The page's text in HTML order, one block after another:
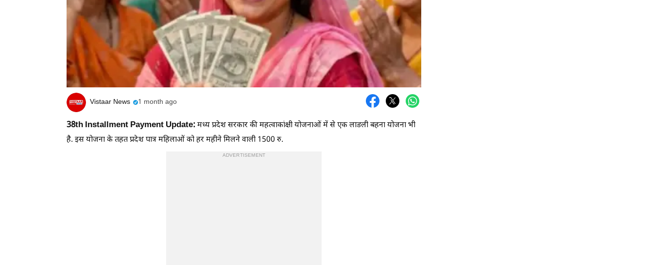
Vistaar News 1 month ago
38th Installment Payment Update:मध्य प्रदेश सरकार की महत्वाकांक्षी योजनाओं में से एक लाडली बहना योजना भी
है. इस योजना के तहत प्रदेश पात्र महिलाओं को हर महीने मिलने वाली 1500 रु.
ADVERTISEMENT